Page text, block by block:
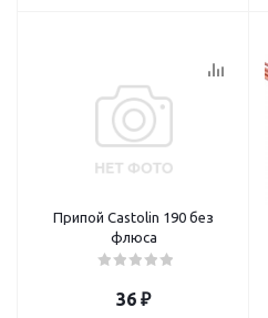
Припой Castolin 190 без
флюса
36 ₽